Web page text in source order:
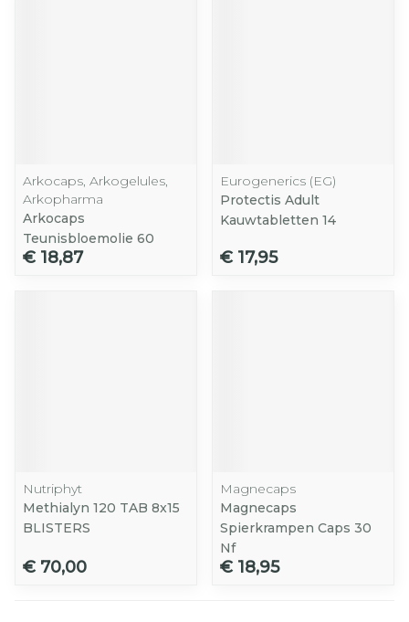
Arkocaps, Arkogelules,
Arkopharma
Arkocaps
Teunisbloemolie 60
€ 18,87
Eurogenerics (EG)
Protectis Adult
Kauwtabletten 14
€ 17,95
Nutriphyt
Methialyn 120 TAB 8x15
BLISTERS
€ 70,00
Magnecaps
Magnecaps
Spierkrampen Caps 30
Nf
€ 18,95